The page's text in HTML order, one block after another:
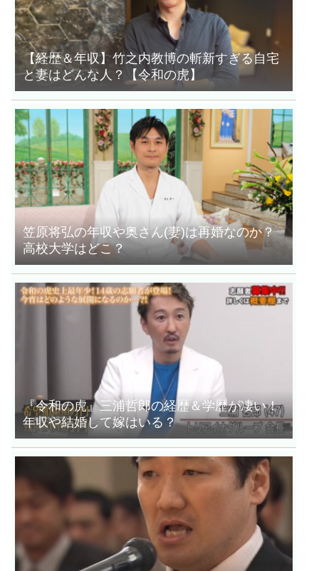
【経歴＆年収】竹之内教博の斬新すぎる自宅
と妻はどんな人？【令和の虎】
笠原将弘の年収や奥さん(妻)は再婚なのか？
高校大学はどこ？
『令和の虎』三浦哲郎の経歴＆学歴が凄い！
年収や結婚して嫁はいる？